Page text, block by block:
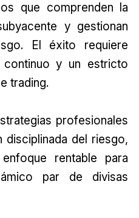
que comprenden la
y gestionan
El éxito requiere
continuo y un estricto
trading.
profesionales
disciplinada del riesgo,
rentable para
par de divisas